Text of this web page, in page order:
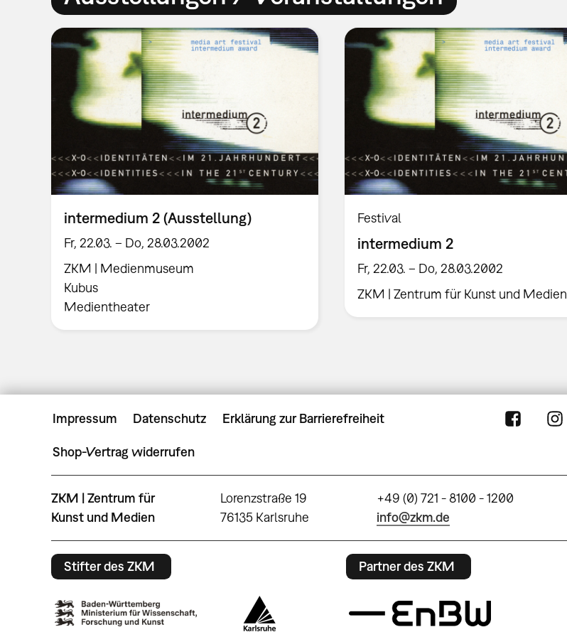
intermedium 2 (Ausstellung)
Fr, 22.03. – Do, 28.03.2002
ZKM | Medienmuseum
Kubus
Medientheater
Festival
intermedium 2
Fr, 22.03. – Do, 28.03.2002
ZKM | Zentrum für Kunst und Medien
Impressum Datenschutz Erklärung zur Barrierefreiheit
Shop-Vertrag widerrufen
ZKM | Zentrum für
Kunst und Medien
Lorenzstraße 19
76135 Karlsruhe
+49 (0) 721 - 8100 - 1200
info@zkm.de
Stifter des ZKM Partner des ZKM